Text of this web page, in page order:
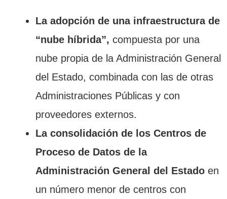
La adopción de una infraestructura de
“nube híbrida”, compuesta por una
nube propia de la Administración General
del Estado, combinada con las de otras
Administraciones Públicas y con
proveedores externos.
La consolidación de los Centros de
Proceso de Datos de la
Administración General del Estado en
un número menor de centros con